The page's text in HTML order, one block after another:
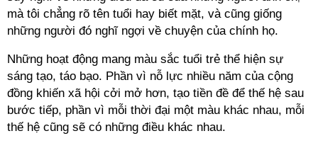
mà tôi chẳng rõ tên tuổi hay biết mặt, và cũng giống
những người đó nghĩ ngợi về chuyện của chính họ.
Những hoạt động mang màu sắc tuổi trẻ thể hiện sự
sáng tạo, táo bạo. Phần vì nỗ lực nhiều năm của cộng
đồng khiến xã hội cởi mở hơn, tạo tiền đề để thế hệ sau
bước tiếp, phần vì mỗi thời đại một màu khác nhau, mỗi
thế hệ cũng sẽ có những điều khác nhau.